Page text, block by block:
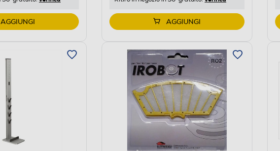
AGGIUNGI AGGIUNGI